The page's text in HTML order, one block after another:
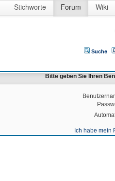
Stichworte Forum Wiki
Suche
Bitte geben Sie Ihren
Ich habe mein